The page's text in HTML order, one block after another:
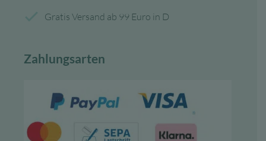
Gratis Versand ab 99 Euro in D
Zahlungsarten